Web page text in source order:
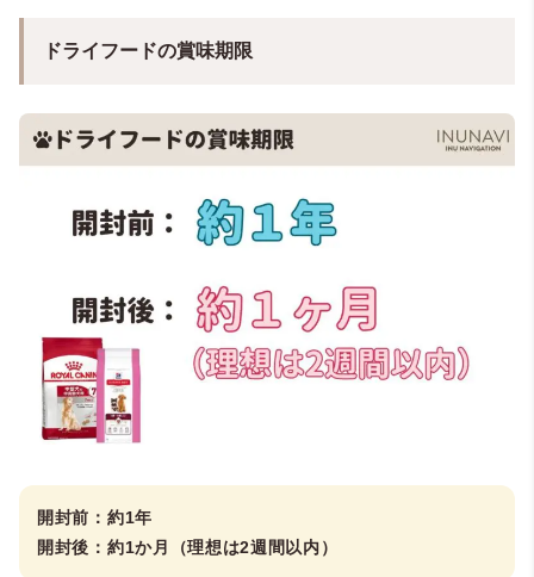
ドライフードの賞味期限
開封前：約1年
開封後：約1か月（理想は2週間以内）